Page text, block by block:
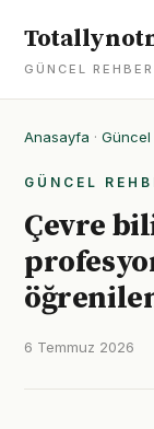
GÜNCEL REHBER
Anasayfa · Güncel
GÜNCEL
Çevre
6 Temmuz 2026